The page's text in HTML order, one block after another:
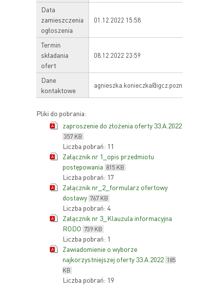
Data
zamieszczenia
ogłoszenia
01.12.2022 15:58
Termin
składania
ofert
08.12.2022 23:59
Dane
kontaktowe
agnieszka.konieczka@igcz.poznan.pl
Pliki do pobrania:
zaproszenie do złożenia oferty 33.A.2022
357 KB
Liczba pobrań: 11
Załącznik nr 1_opis przedmiotu
postępowania 815 KB
Liczba pobrań: 17
Załącznik nr_2_formularz ofertowy
dostawy 767 KB
Liczba pobrań: 4
Załącznik nr 3_Klauzula informacyjna
RODO 739 KB
Liczba pobrań: 1
Zawiadomienie o wyborze
najkorzystniejszej oferty 33.A.2022 185
KB
Liczba pobrań: 19